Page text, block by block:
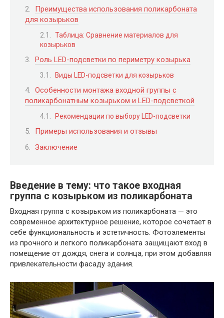
Преимущества использования поликарбоната
для козырьков
Таблица: Сравнение материалов для
козырьков
Роль LED-подсветки по периметру козырька
Виды LED-подсветки для козырьков
Особенности монтажа входной группы с
поликарбонатным козырьком и LED-подсветкой
Рекомендации по выбору LED-подсветки
Примеры использования и отзывы
Заключение
Введение в тему: что такое входная
группа с козырьком из поликарбоната
Входная группа с козырьком из поликарбоната — это
современное архитектурное решение, которое сочетает в
себе функциональность и эстетичность. Фотоэлементы
из прочного и легкого поликарбоната защищают вход в
помещение от дождя, снега и солнца, при этом добавляя
привлекательности фасаду здания.